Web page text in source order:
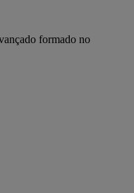
formado no